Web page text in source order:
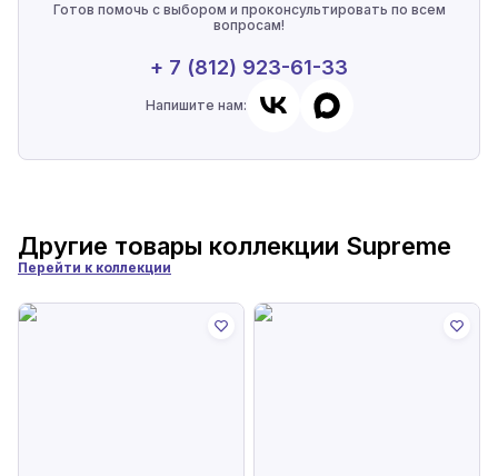
Готов помочь с выбором и проконсультировать по всем
вопросам!
+ 7 (812) 923-61-33
Напишите нам:
Другие товары коллекции Supreme
Перейти к коллекции